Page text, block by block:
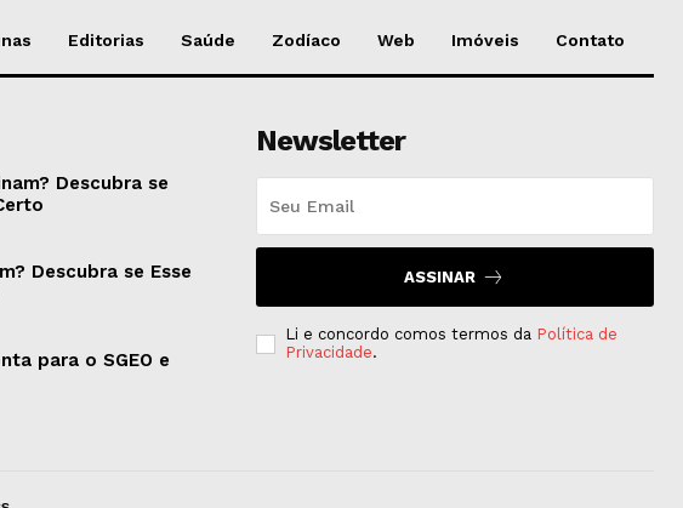
Editorias Saúde Zodíaco Web Imóveis Contato
Descubra se
Descubra se Esse
para o SGEO e
Newsletter
ASSINAR
Li e concordo comos termos da Política de
Privacidade.